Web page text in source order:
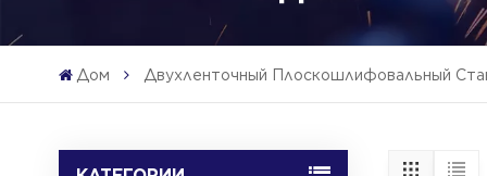
Дом Двухленточный Плоскошлифовальный